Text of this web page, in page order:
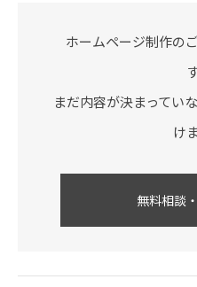
ホームページ制作の
まだ内容が決まってい
け
無料相談